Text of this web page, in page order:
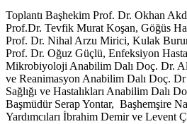
Toplantı Başhekim Prof. Dr. Okhan
Prof.Dr. Tevfik Murat Koşan, Göğüs
Prof. Dr. Nihal Arzu Mirici, Kulak
Prof. Dr. Oğuz Güçlü, Enfeksiyon
Mikrobiyoloji Anabilim Dalı Doç. Dr.
ve Reanimasyon Anabilim Dalı Doç.
Sağlığı ve Hastalıkları Anabilim Dalı
Başmüdür Serap Yontar, Başhemşire
Yardımcıları İbrahim Demir ve Levent